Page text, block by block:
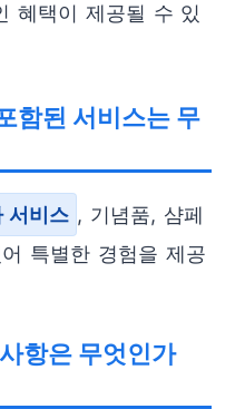
혜택이 제공될 수 있
함된 서비스는 무
서비스 , 기념품, 샴페
특별한 경험을 제공
항은 무엇인가